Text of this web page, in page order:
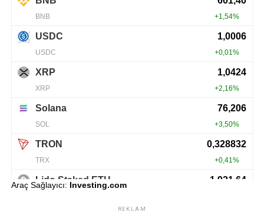
Araç Sağlayıcı: Investing.com
REKLAM